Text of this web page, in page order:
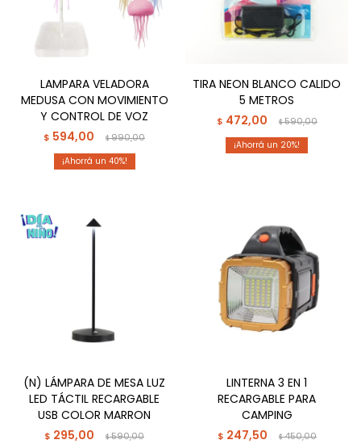
LAMPARA VELADORA
MEDUSA CON MOVIMIENTO
Y CONTROL DE VOZ
$ 594,00 $990,00
40
TIRA NEON BLANCO CALIDO
5 METROS
$ 472,00 $590,00
20
(N) LÁMPARA DE MESA LUZ
LED TÁCTIL RECARGABLE
USB COLOR MARRON
$ 295,00 $590,00
LINTERNA 3 EN 1
RECARGABLE PARA
CAMPING
$ 247,50 $450,00